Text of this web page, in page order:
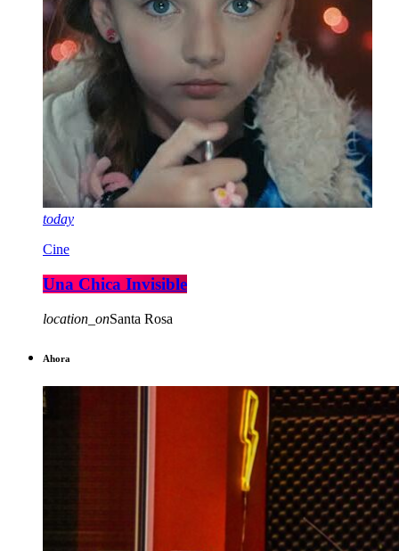
today
Cine
Una Chica Invisible
location_onSanta Rosa
Ahora